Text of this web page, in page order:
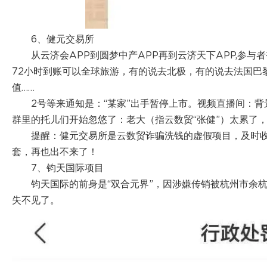
6、健元交易所
从云济会APP到圆梦中产APP再到云济天下APP,参与
72小时到账可以全球旅游，有的说去北极，有的说去法国
值……
2号等来通知是：“某家”出手暂停上市。视频直播间：
群里的托儿们开始忽悠了：老大（指云数贸“张健”）太累了
提醒：健元交易所是云数贸诈骗洗钱的虚假项目，及时
套，再也出不来了！
7、钧天国际项目
钧天国际的前身是“双合元界”，因涉嫌传销被杭州市
失不见了。